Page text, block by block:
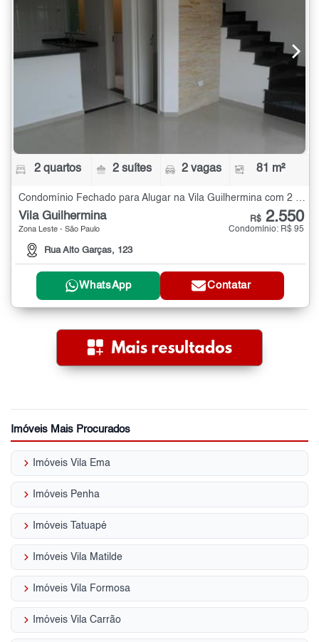
2 quartos 2 suítes 2 vagas 81 m²
Vila Guilhermina
Zona Leste - São Paulo
Rua Alto Garças, 123
R$ 2.550
Condomínio: R$ 95
WhatsApp Contatar
Imóveis Mais Procurados
keyboard_arrow_right Imóveis Vila Ema
keyboard_arrow_right Imóveis Penha
keyboard_arrow_right Imóveis Tatuapé
keyboard_arrow_right Imóveis Vila Matilde
keyboard_arrow_right Imóveis Vila Formosa
keyboard_arrow_right Imóveis Vila Carrão